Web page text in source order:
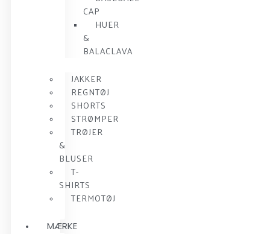
CAP
HUER
&
BALACLAVA
JAKKER
REGNTØJ
SHORTS
STRØMPER
TRØJER
&
BLUSER
T-
SHIRTS
TERMOTØJ
MÆRKE